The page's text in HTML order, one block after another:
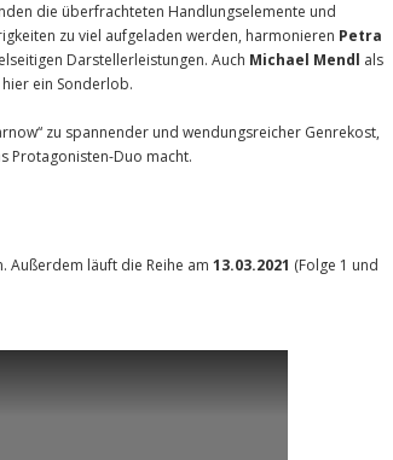
die überfrachteten Handlungselemente und
zu viel aufgeladen werden, harmonieren Petra
Darstellerleistungen. Auch Michael Mendl als
ein Sonderlob.
zu spannender und wendungsreicher Genrekost,
Protagonisten-Duo macht.
Außerdem läuft die Reihe am 13.03.2021 (Folge 1 und